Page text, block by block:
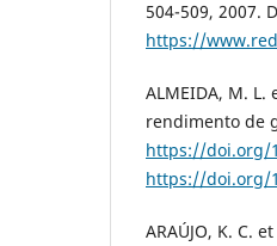
504-509, 2007.
https://
ALMEIDA, M.
rendimento de
https://doi.org/
https://doi.org/
ARAÚJO, K. C.